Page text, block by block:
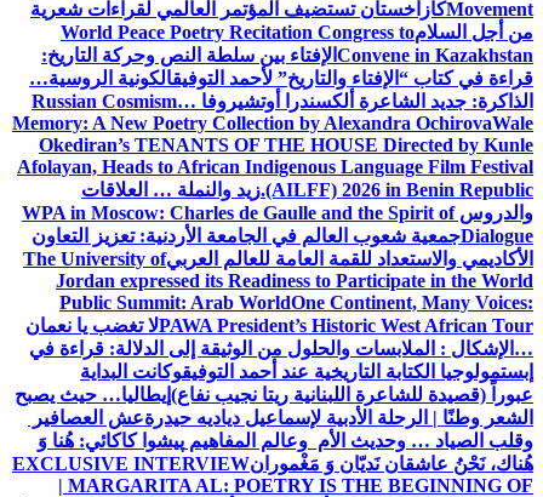
Movementكازاخستان تستضيف المؤتمر العالمي لقراءات شعرية
من أجل السلامWorld Peace Poetry Recitation Congress to
Convene in Kazakhstan الإفتاء بين سلطة النص وحركة التاريخ:
قراءة في كتاب “الإفتاء والتاريخ” لأحمد التوفيقالكونية الروسية…
الذاكرة: جديد الشاعرة ألكسندرا أوتشيروفا Russian Cosmism…
Memory: A New Poetry Collection by Alexandra OchirovaWale
Okediran’s TENANTS OF THE HOUSE Directed by Kunle
Afolayan, Heads to African Indigenous Language Film Festival
(AILFF) 2026 in Benin Republic. زيد والنملة … العلاقات
والدروسWPA in Moscow: Charles de Gaulle and the Spirit of
Dialogueجمعية شعوب العالم في الجامعة الأردنية: تعزيز التعاون
الأكاديمي والاستعداد للقمة العامة للعالم العربيThe University of
Jordan expressed its Readiness to Participate in the World
Public Summit: Arab WorldOne Continent, Many Voices:
PAWA President’s Historic West African Tourلا تغضب يا نعمان
…الإشكال : الملابسات والحلول من الوثيقة إلى الدلالة: قراءة في
إبستمولوجيا الكتابة التاريخية عند أحمد التوفيقوكانت البداية
عبوراً (قصيدة للشاعرة اللبنانية ريتا نجيب نفاع) إيطاليا… حيث يصبح
الشعر وطنًا | الرحلة الأدبية لإسماعيل دياديه حيدرةعش العصافير
وقلب الصياد … وحديث الأم وعالم المفاهيم پیشوا کاکائي: هُنا وَ
هُناك، نَحْنُ عاشقان نَديّان وَ مَغْمورانEXCLUSIVE INTERVIEW
| MARGARITA AL: POETRY IS THE BEGINNING OF